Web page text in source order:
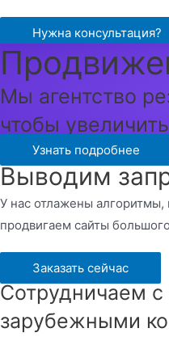
содержимому
Нужна консультация?
Мы агентство
чтобы
Узнать подробнее
Выводим
У нас отлажены алгоритмы,
продвигаем сайты
Заказать сейчас
Сотрудничаем
зарубежными